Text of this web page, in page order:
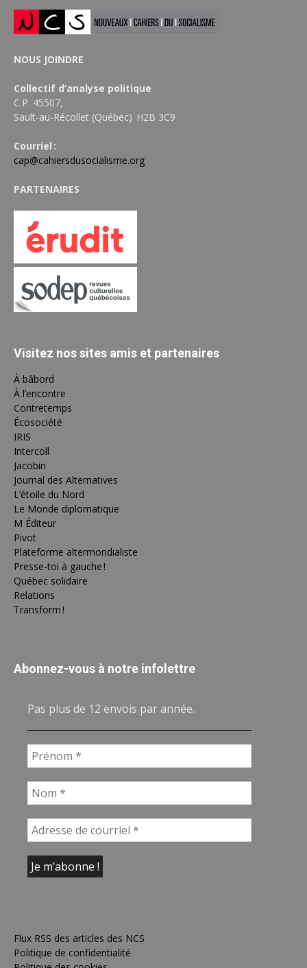
NOUS JOINDRE
Collectif d’analyse politique
C.P. 45507,
Sault-au-Récollet (Québec) H2B 3C9
Courriel :
cap@cahiersdusocialisme.org
PARTENAIRES
Visitez nos sites amis et partenaires
À bâbord
À l’encontre
Contretemps
Écosociété
IRIS
Intercoll
Jacobin
Journal des Alternatives
L’étoile du Nord
Le Monde diplomatique
M Éditeur
Pivot
Plateforme altermondialiste
Presse-toi à gauche !
Québec solidaire
Relations
Transform !
Abonnez-vous à notre infolettre
Pas plus de 12 envois par année.
Flux RSS des articles des NCS
Politique de confidentialité